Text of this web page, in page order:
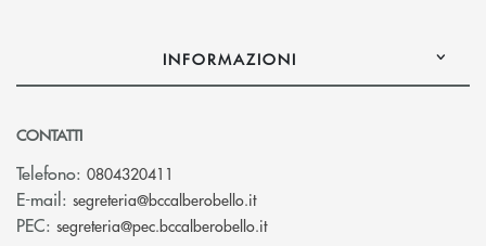
INFORMAZIONI
CONTATTI
Telefono: 0804320411
E-mail: segreteria@bccalberobello.it(si apre l’app di posta
PEC: segreteria@pec.bccalberobello.it(si apre l’app di posta